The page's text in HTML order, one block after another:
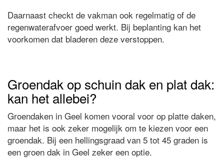
Daarnaast checkt de vakman ook regelmatig of de
regenwaterafvoer goed werkt. Bij beplanting kan het
voorkomen dat bladeren deze verstoppen.
Groendak op schuin dak en plat dak:
kan het allebei?
Groendaken in Geel komen vooral voor op platte daken,
maar het is ook zeker mogelijk om te kiezen voor een
groendak. Bij een hellingsgraad van 5 tot 45 graden is
een groen dak in Geel zeker een optie.